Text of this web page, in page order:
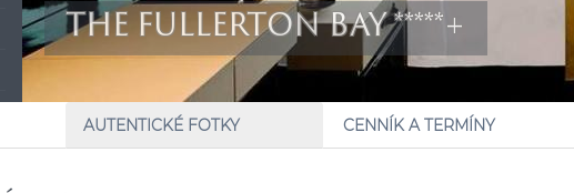
THE FULLERTON BAY *****+
AUTENTICKÉ FOTKY CENNÍK A TERMÍNY